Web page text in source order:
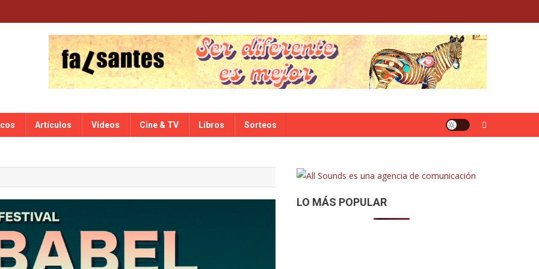
Artículos Vídeos Cine & TV Libros Sorteos
LO MÁS POPULAR